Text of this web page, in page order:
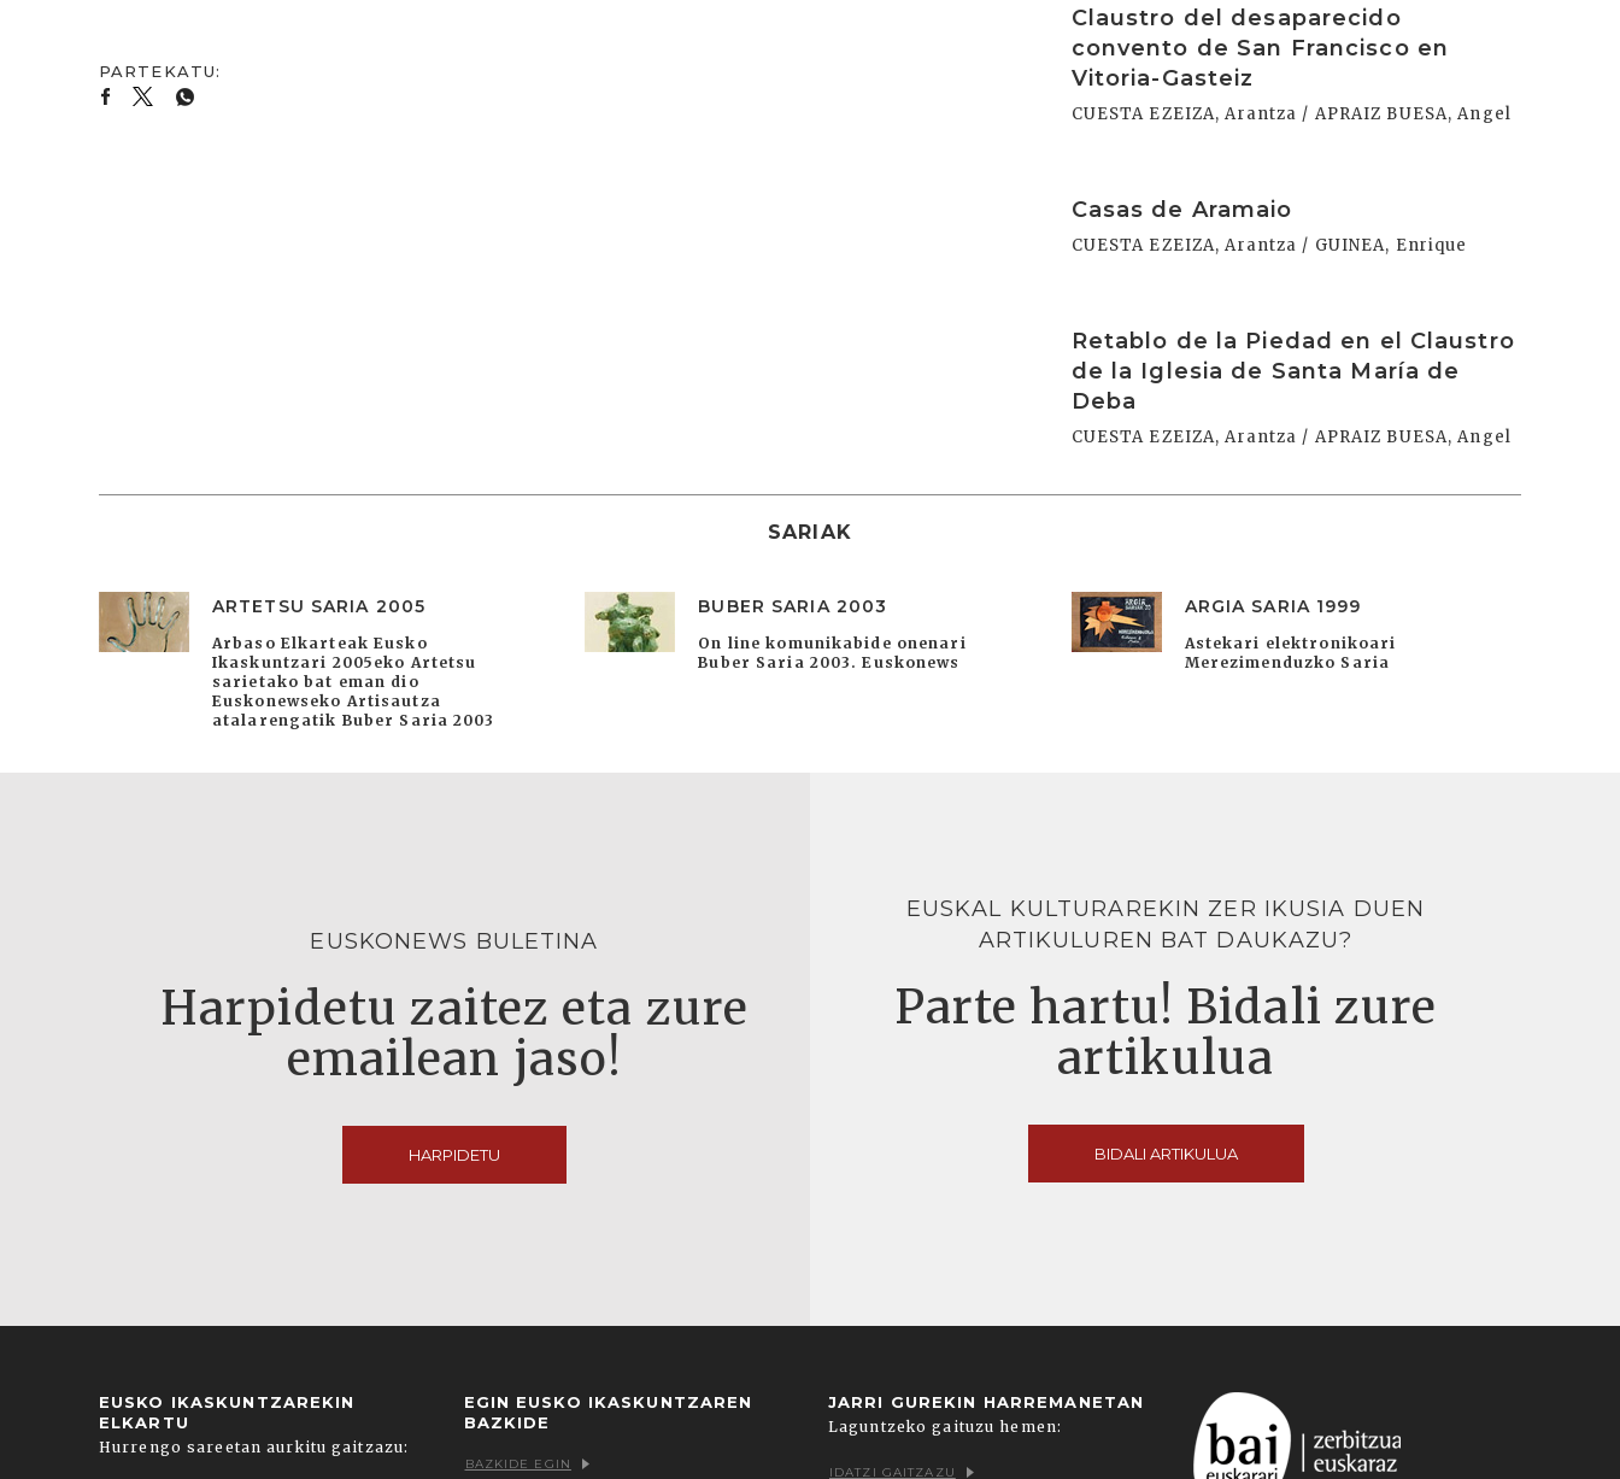
Claustro del desaparecido
convento de San Francisco en
Vitoria-Gasteiz
CUESTA EZEIZA, Arantza / APRAIZ BUESA, Angel
Casas de Aramaio
CUESTA EZEIZA, Arantza / GUINEA, Enrique
Retablo de la Piedad en el Claustro
de la Iglesia de Santa María de
Deba
CUESTA EZEIZA, Arantza / APRAIZ BUESA, Angel
SARIAK
ARTETSU SARIA 2005
Arbaso Elkarteak Eusko
Ikaskuntzari 2005eko Artetsu
sarietako bat eman dio
Euskonewseko Artisautza
atalarengatik Buber Saria 2003
BUBER SARIA 2003
On line komunikabide onenari
Buber Saria 2003. Euskonews
ARGIA SARIA 1999
Astekari elektronikoari
Merezimenduzko Saria
EUSKONEWS BULETINA
Harpidetu zaitez eta zure
emailean jaso!
HARPIDETU
EUSKAL KULTURAREKIN ZER IKUSIA DUEN
ARTIKULUREN BAT DAUKAZU?
Parte hartu! Bidali zure
artikulua
BIDALI ARTIKULUA
EUSKO IKASKUNTZAREKIN
ELKARTU
Hurrengo sareetan aurkitu gaitzazu:
EGIN EUSKO IKASKUNTZAREN
BAZKIDE
BAZKIDE EGIN
JARRI GUREKIN HARREMANETAN
Laguntzeko gaituzu hemen:
IDATZI GAITZAZU